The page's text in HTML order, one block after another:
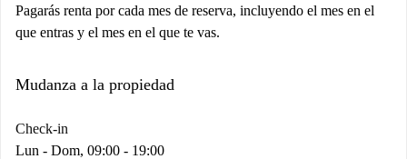
Pagarás renta por cada mes de reserva, incluyendo el mes en el
que entras y el mes en el que te vas.
Mudanza a la propiedad
Check-in
Lun - Dom, 09:00 - 19:00